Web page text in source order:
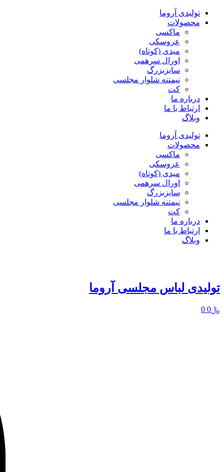
پرش
تولیدی آروما
محصولات
ماکسی
عروسکی
میدی (کوتاه)
اورال سرهمی
سایزبزرگ
نیمتنه شلوار مجلسی
کت
درباره ما
ارتباط با ما
وبلاگ
تولیدی آروما
محصولات
ماکسی
عروسکی
میدی (کوتاه)
اورال سرهمی
سایزبزرگ
نیمتنه شلوار مجلسی
کت
درباره ما
ارتباط با ما
وبلاگ
تولیدی لباس مجلسی آروما
﷼0
0